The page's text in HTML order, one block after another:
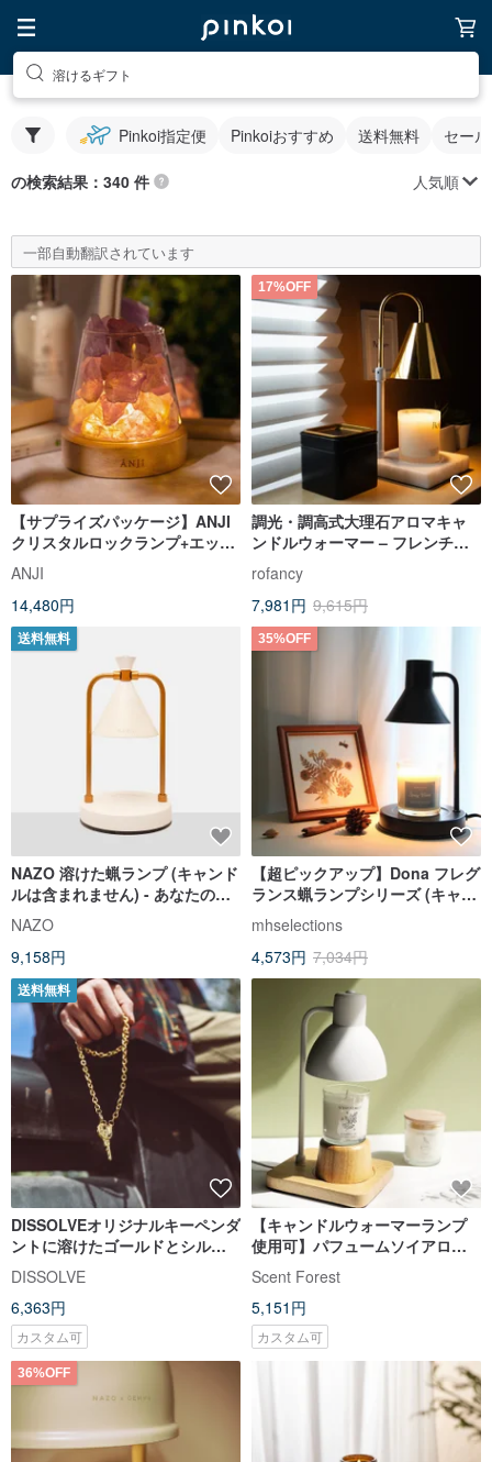
溶けるギフト
Pinkoi指定便 Pinkoiおすすめ 送料無料 セー
の検索結果：340 件 人気順
一部自動翻訳されています
【サプライズパッケージ】ANJI
クリスタルロックランプ+エッセ
ンシャルオイルコンボ、エッセ
ンシャルオイル2本を特別価格で
プレゼント
ANJI
14,480円
17%OFF
調光・調高式大理石アロマキャ
ンドルウォーマー – フレンチゴ
ールド | 宅配便限定
rofancy
7,981円 9,615円
送料無料
NAZO 溶けた蝋ランプ (キャンド
ルは含まれません) - あなたの人
生を癒すためのギフトカードが
付属しています
NAZO
9,158円
35%OFF
【超ピックアップ】Dona フレグ
ランス蝋ランプシリーズ (キャン
ドルは付属しません) ギフト推奨
_Black Lover Graduation
mhselections
4,573円 7,034円
送料無料
DISSOLVEオリジナルキーペンダ
ントに溶けたゴールドとシルバ
ーのカラーがネックレスのレタ
リングと相まって
DISSOLVE
6,363円
カスタム可
【キャンドルウォーマーランプ
使用可】パフュームソイアロマ
キャンドル 200g - 発送までにお
時間頂きます
Scent Forest
5,151円
カスタム可
36%OFF